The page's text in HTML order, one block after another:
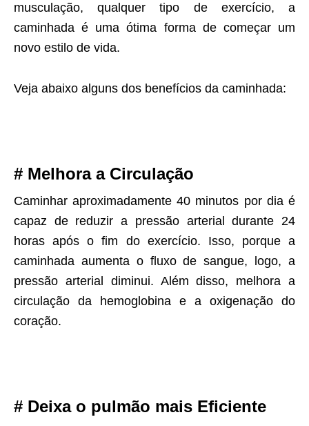
musculação, qualquer tipo de exercício, a
caminhada é uma ótima forma de começar um
novo estilo de vida.
Veja abaixo alguns dos benefícios da caminhada:
# Melhora a Circulação
Caminhar aproximadamente 40 minutos por dia é
capaz de reduzir a pressão arterial durante 24
horas após o fim do exercício. Isso, porque a
caminhada aumenta o fluxo de sangue, logo, a
pressão arterial diminui. Além disso, melhora a
circulação da hemoglobina e a oxigenação do
coração.
# Deixa o pulmão mais Eficiente